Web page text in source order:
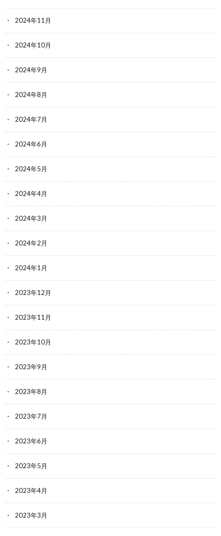
2024年11月
2024年10月
2024年9月
2024年8月
2024年7月
2024年6月
2024年5月
2024年4月
2024年3月
2024年2月
2024年1月
2023年12月
2023年11月
2023年10月
2023年9月
2023年8月
2023年7月
2023年6月
2023年5月
2023年4月
2023年3月